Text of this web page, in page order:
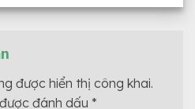
được hiển thị công khai.
đánh dấu *